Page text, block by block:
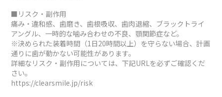
■リスク・副作用
痛み・違和感、歯磨き、歯根吸収、歯肉退縮、ブラックトライ
アングル、一時的な噛み合わせの不良、顎関節症など。
※決められた装着時間（1日20時間以上）を守らない場合、計画
通りに歯が動かない可能性があります。
詳細なリスク・副作用については、下記URLを必ずご確認くだ
さい。
https://clearsmile.jp/risk